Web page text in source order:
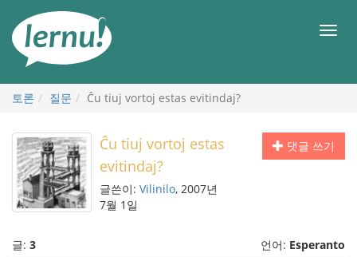
메
토론 질문 Ĉu tiuj vortoj estas evitindaj?
댓글 쓰기
Ĉu tiuj vortoj estas
evitindaj?
글쓴이: Vilinilo, 2007년
7월 1일
글: 3 언어: Esperanto